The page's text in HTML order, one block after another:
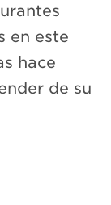
en este
hace
de su